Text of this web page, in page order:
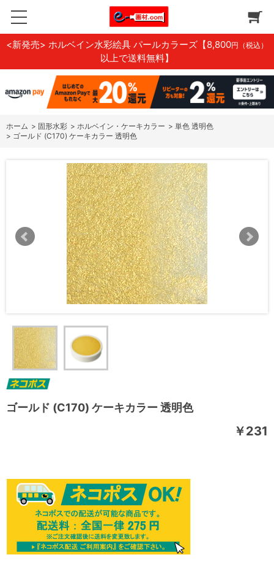
<新発売> ホルベイン水彩絵具 パールカラーズ 【8,800円（税込）
以上で送料無料】
ホーム > 固形水彩 > ホルベイン・ケーキカラー > 単色 透明色
> ゴールド (C170) ケーキカラー 透明色
ゴールド (C170) ケーキカラー 透明色
￥231